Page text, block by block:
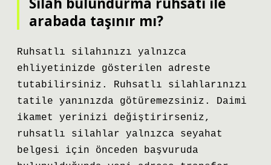
arabada taşınır mı?
Ruhsatlı silahınızı yalnızca
ehliyetinizde gösterilen adreste
tutabilirsiniz. Ruhsatlı silahlarınızı
tatile yanınızda götüremezsiniz. Daimi
ikamet yerinizi değiştirirseniz,
ruhsatlı silahlar yalnızca seyahat
belgesi için önceden başvuruda